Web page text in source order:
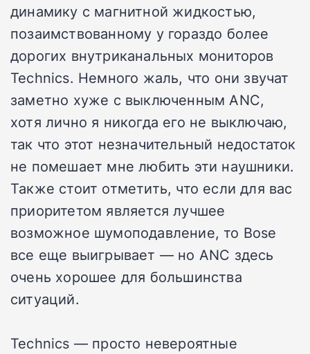
динамику с магнитной жидкостью,
позаимствованному у гораздо более
дорогих внутриканальных мониторов
Technics. Немного жаль, что они звучат
заметно хуже с выключенным ANC,
хотя лично я никогда его не выключаю,
так что этот незначительный недостаток
не помешает мне любить эти наушники.
Также стоит отметить, что если для вас
приоритетом является лучшее
возможное шумоподавление, то Bose
все еще выигрывает — но ANC здесь
очень хорошее для большинства
ситуаций.
Technics — просто невероятные